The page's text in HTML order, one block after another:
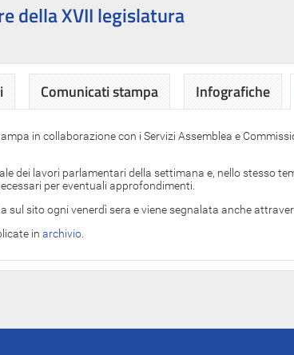
della XVII legislatura
Comunicati stampa Infografiche
in collaborazione con i Servizi Assemblea e
dei lavori parlamentari della settimana e, nello stesso
per eventuali approfondimenti.
sul sito ogni venerdì sera e viene segnalata anche
in archivio